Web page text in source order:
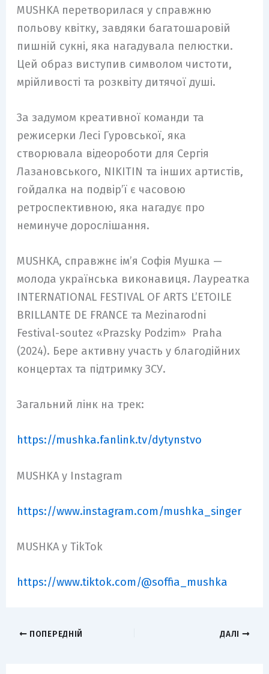
MUSHKA перетворилася у справжню
польову квітку, завдяки багатошаровій
пишній сукні, яка нагадувала пелюстки.
Цей образ виступив символом чистоти,
мрійливості та розквіту дитячої душі.
За задумом креативної команди та
режисерки Лесі Гуровської, яка
створювала відеороботи для Сергія
Лазановського, NIKITIN та інших артистів,
гойдалка на подвір’ї є часовою
ретроспективною, яка нагадує про
неминуче дорослішання.
MUSHKA, справжнє ім’я Софія Мушка —
молода українська виконавиця. Лауреатка
INTERNATIONAL FESTIVAL OF ARTS L’ETOILE
BRILLANTE DE FRANCE та Mezinarodni
Festival-soutez «Prazsky Podzim» Praha
(2024). Бере активну участь у благодійних
концертах та підтримку ЗСУ.
Загальний лінк на трек:
https://mushka.fanlink.tv/dytynstvo
MUSHKA у Instagram
https://www.instagram.com/mushka_singer
MUSHKA у TikTok
https://www.tiktok.com/@soffia_mushka
ПОПЕРЕДНІЙ ДАЛІ